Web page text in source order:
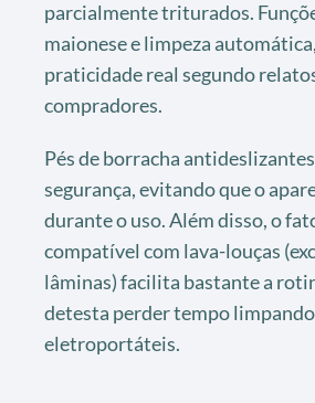
parcialmente triturados.
maionese e limpeza
praticidade real segundo
compradores.
Pés de borracha
segurança, evitando que o
durante o uso. Além disso, o
compatível com lava-louças
lâminas) facilita bastante a
detesta perder tempo limpando
eletroportáteis.